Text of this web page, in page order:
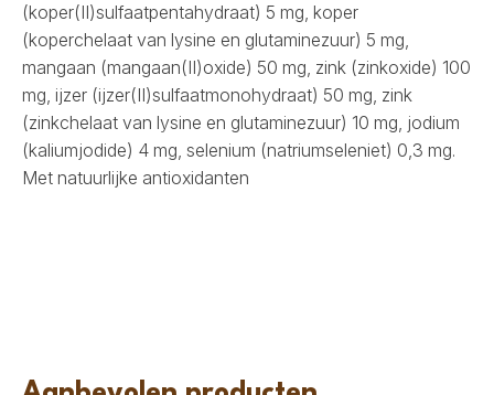
(koper(II)sulfaatpentahydraat) 5 mg, koper
(koperchelaat van lysine en glutaminezuur) 5 mg,
mangaan (mangaan(II)oxide) 50 mg, zink (zinkoxide) 100
mg, ijzer (ijzer(II)sulfaatmonohydraat) 50 mg, zink
(zinkchelaat van lysine en glutaminezuur) 10 mg, jodium
(kaliumjodide) 4 mg, selenium (natriumseleniet) 0,3 mg.
Met natuurlijke antioxidanten